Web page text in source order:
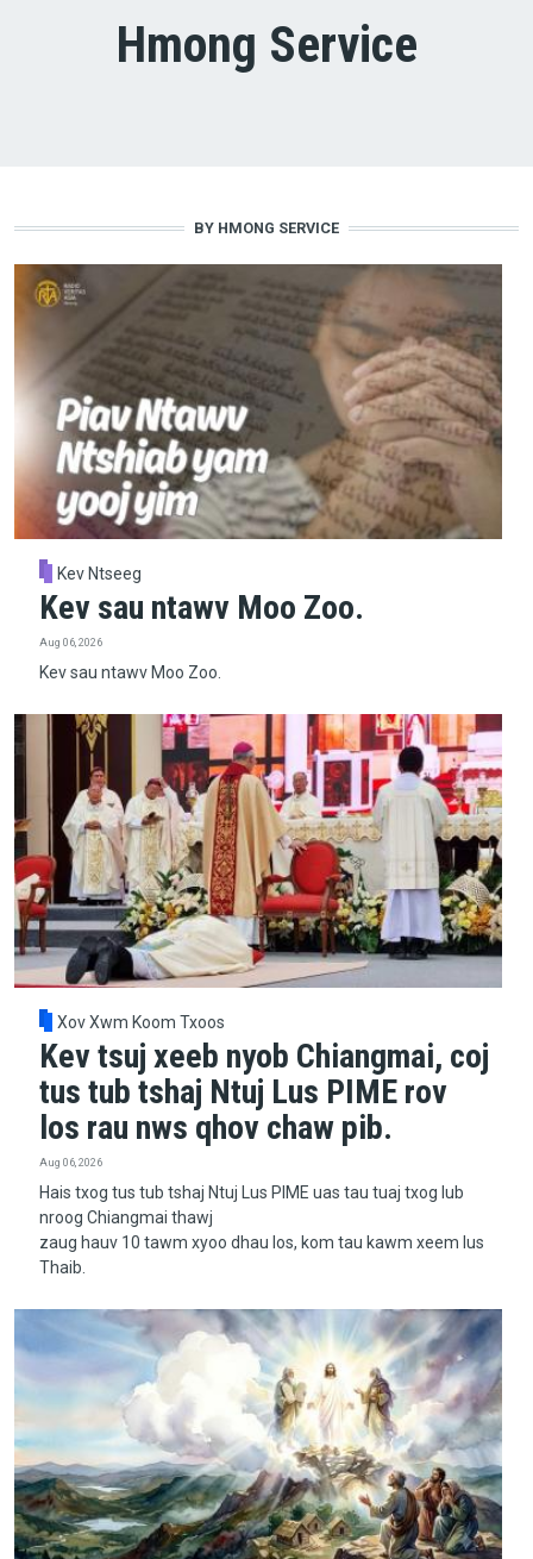
Hmong Service
BY HMONG SERVICE
Kev Ntseeg
Kev sau ntawv Moo Zoo.
Aug 06, 2026
Kev sau ntawv Moo Zoo.
Xov Xwm Koom Txoos
Kev tsuj xeeb nyob Chiangmai, coj
tus tub tshaj Ntuj Lus PIME rov
los rau nws qhov chaw pib.
Aug 06, 2026
Hais txog tus tub tshaj Ntuj Lus PIME uas tau tuaj txog lub
nroog Chiangmai thawj
zaug hauv 10 tawm xyoo dhau los, kom tau kawm xeem lus
Thaib.